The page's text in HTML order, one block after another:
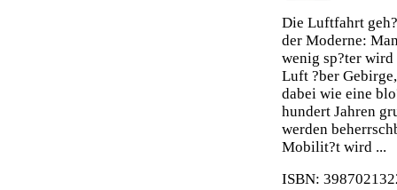
Die Luftfahrt
der Moderne:
wenig sp?ter wird
Luft ?ber
dabei wie eine
hundert Jahren
werden
Mobilit?t wird ...
ISBN: